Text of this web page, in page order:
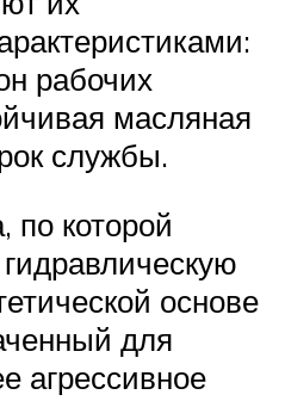
рабочих
масляная
службы.
по которой
основе
для
агрессивное